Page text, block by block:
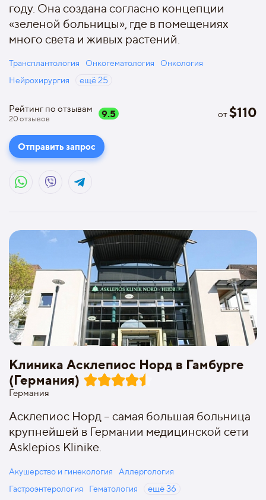
году. Она создана согласно концепции
«зеленой больницы», где в помещениях
много света и живых растений.
Трансплантология Онкогематология
Онкология
Нейрохирургия
ещё25
Рейтинг по отзывам
20отзывов 9.5 от$110
Отправить запрос
Клиника Асклепиос Норд в Гамбурге
(Германия)
Германия
Асклепиос Норд – самая большая больница
крупнейшей в Германии медицинской сети
Asklepios Klinike.
Акушерство и гинекология
Аллергология
Гастроэнтерология
Гематология ещё36